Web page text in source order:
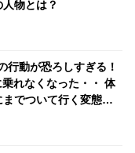
物とは？
行動が恐ろしすぎる！
れなくなった・・ 体
でついて行く変態的